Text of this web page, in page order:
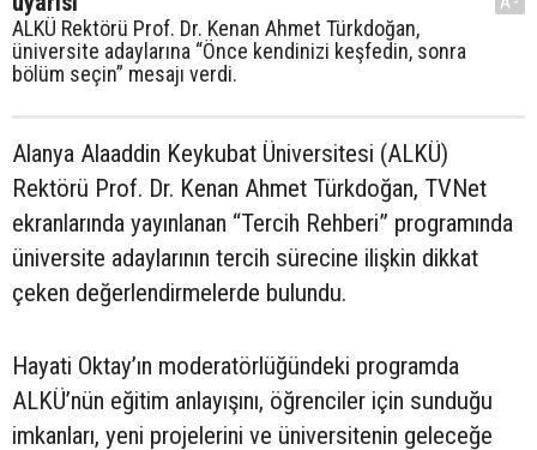
ALKÜ Rektörü Prof. Dr. Kenan Ahmet Türkdoğan,
üniversite adaylarına “Önce kendinizi keşfedin, sonra
bölüm seçin” mesajı verdi.
Alanya Alaaddin Keykubat Üniversitesi (ALKÜ)
Rektörü Prof. Dr. Kenan Ahmet Türkdoğan, TVNet
ekranlarında yayınlanan “Tercih Rehberi” programında
üniversite adaylarının tercih sürecine ilişkin dikkat
çeken değerlendirmelerde bulundu.
Hayati Oktay’ın moderatörlüğündeki programda
ALKÜ’nün eğitim anlayışını, öğrenciler için sunduğu
imkanları, yeni projelerini ve üniversitenin geleceğe